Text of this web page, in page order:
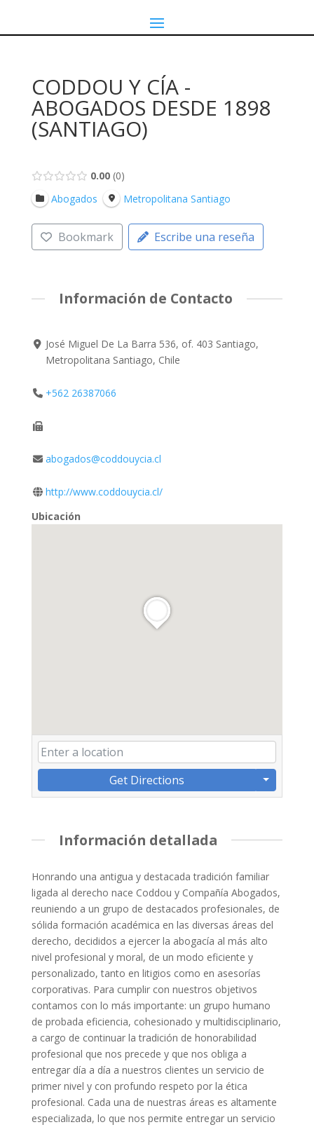
CODDOU Y CÍA -
ABOGADOS DESDE 1898
(SANTIAGO)
0.00 0
Abogados
Metropolitana Santiago
Bookmark Escribe una reseña
Información de Contacto
José Miguel De La Barra 536, of. 403 Santiago,
Metropolitana Santiago, Chile
+562 26387066
abogados@coddouycia.cl
http://www.coddouycia.cl/
Ubicación
Get Directions
Información detallada
Honrando una antigua y destacada tradición familiar
ligada al derecho nace Coddou y Compañía Abogados,
reuniendo a un grupo de destacados profesionales, de
sólida formación académica en las diversas áreas del
derecho, decididos a ejercer la abogacía al más alto
nivel profesional y moral, de un modo eficiente y
personalizado, tanto en litigios como en asesorías
corporativas. Para cumplir con nuestros objetivos
contamos con lo más importante: un grupo humano
de probada eficiencia, cohesionado y multidisciplinario,
a cargo de continuar la tradición de honorabilidad
profesional que nos precede y que nos obliga a
entregar día a día a nuestros clientes un servicio de
primer nivel y con profundo respeto por la ética
profesional. Cada una de nuestras áreas es altamente
especializada, lo que nos permite entregar un servicio